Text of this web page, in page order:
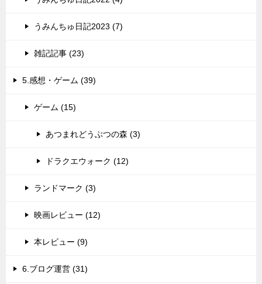
うみんちゅ日記2023 (7)
雑記記事 (23)
5.感想・ゲーム (39)
ゲーム (15)
あつまれどうぶつの森 (3)
ドラクエウォーク (12)
ランドマーク (3)
映画レビュー (12)
本レビュー (9)
6.ブログ運営 (31)